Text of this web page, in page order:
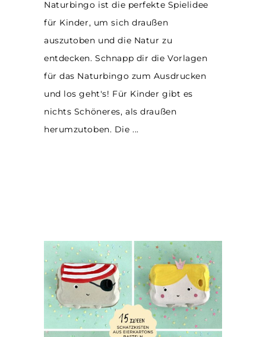
Naturbingo ist die perfekte Spielidee
für Kinder, um sich draußen
auszutoben und die Natur zu
entdecken. Schnapp dir die Vorlagen
für das Naturbingo zum Ausdrucken
und los geht's! Für Kinder gibt es
nichts Schöneres, als draußen
herumzutoben. Die